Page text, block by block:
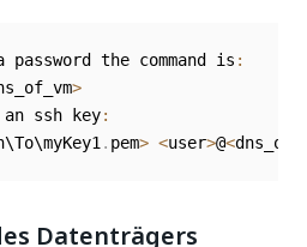
password the command is :
>
ssh key:
. pem> <user>@<
Datenträgers